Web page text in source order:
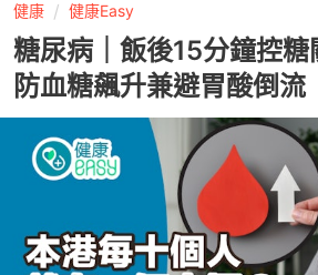
健康 健康Easy
糖尿病｜飯後15分鐘控糖
防血糖飆升兼避胃酸倒流